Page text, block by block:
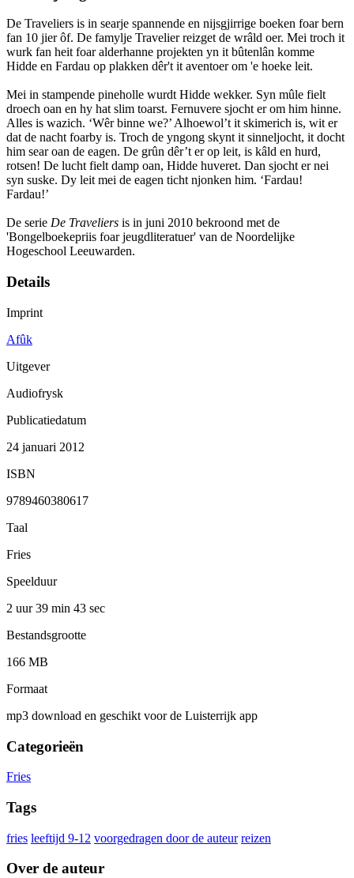
De Traveliers is in searje spannende en nijsgjirrige boeken foar bern
fan 10 jier ôf. De famylje Travelier reizget de wrâld oer. Mei troch it
wurk fan heit foar alderhanne projekten yn it bûtenlân komme
Hidde en Fardau op plakken dêr't it aventoer om 'e hoeke leit.
Mei in stampende pineholle wurdt Hidde wekker. Syn mûle fielt
droech oan en hy hat slim toarst. Fernuvere sjocht er om him hinne.
Alles is wazich. ‘Wêr binne we?’ Alhoewol’t it skimerich is, wit er
dat de nacht foarby is. Troch de yngong skynt it sinneljocht, it docht
him sear oan de eagen. De grûn dêr’t er op leit, is kâld en hurd,
rotsen! De lucht fielt damp oan, Hidde huveret. Dan sjocht er nei
syn suske. Dy leit mei de eagen ticht njonken him. ‘Fardau!
Fardau!’
De serie De Traveliers is in juni 2010 bekroond met de
'Bongelboekepriis foar jeugdliteratuer' van de Noordelijke
Hogeschool Leeuwarden.
Details
Imprint
Afûk
Uitgever
Audiofrysk
Publicatiedatum
24 januari 2012
ISBN
9789460380617
Taal
Fries
Speelduur
2 uur 39 min 43 sec
Bestandsgrootte
166 MB
Formaat
mp3 download en geschikt voor de Luisterrijk app
Categorieën
Fries
Tags
fries leeftijd 9-12 voorgedragen door de auteur reizen
Over de auteur